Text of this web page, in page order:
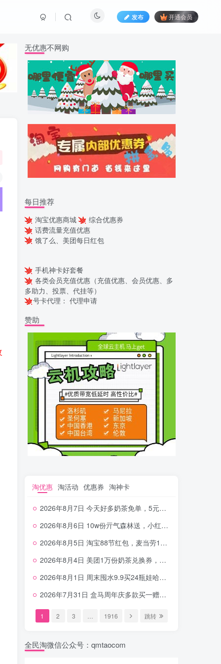
发布 开通会员
无优惠不网购
每日推荐
淘宝优惠商城
综合优惠券
话费流量充值优惠
饿了么、美团每日红包
手机神卡好套餐
各类会员充值优惠（充值优惠、会员优惠、多
多助力、投票、代挂等）
号卡代理： 代理申请
赞助
淘优惠 淘活动 优惠券 淘神卡
2026年8月7日 今天好多奶茶免单，5元农行省钱卡，京东抢0.01沪上，邮储5.88元等
2026年8月6日 10w份亓气森林送，小红书12元无门槛，中行电费30-10，0元柠檬水+0撸汉堡等
2026年8月5日 淘宝88节红包，麦当劳150万份柠檬水，三万份瑞幸免单，霸王9万份0.01券等
2026年8月4日 美团1万份奶茶兑换券，农行5E卡，中行支付超给利，美团领18个冰激凌，小米每天领2-6元等等
2026年8月1日 周末囤水9.9买24瓶娃哈哈，建行100元京东券，移动5元话费，麦当劳甜筒，交行立减金等
2026年7月31日 盒马周年庆多款买一赠一，饿了么拆红包，建行30立减金，农行领10元刷卡金等
1 2 3 1916 跳转
全民淘微信公众号：qmtaocom